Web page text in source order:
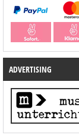
ADVERTISING